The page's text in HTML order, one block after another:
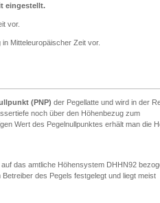
eingestellt.
vor.
Mitteleuropäischer Zeit vor.
(PNP) der Pegellatte und wird in der
noch über den Höhenbezug zum
Wert des Pegelnullpunktes erhält man die
das amtliche Höhensystem DHHN92
des Pegels festgelegt und liegt meist